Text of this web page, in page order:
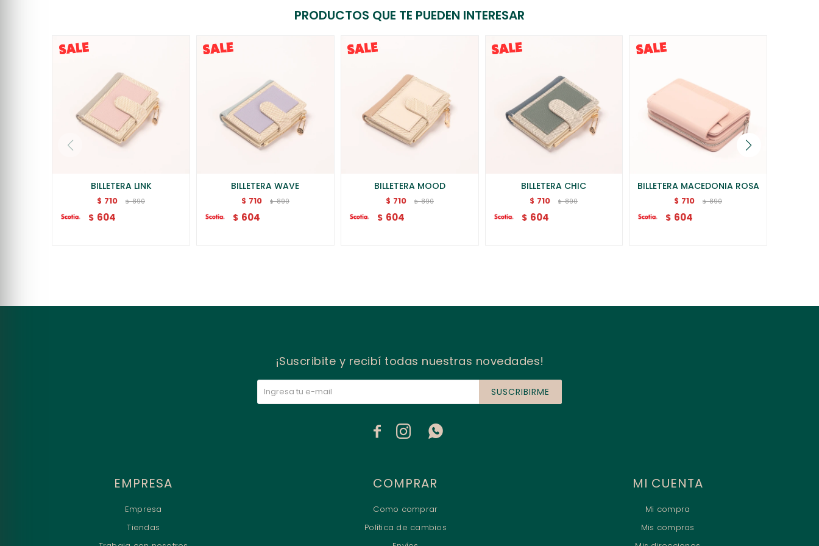
PRODUCTOS QUE TE PUEDEN INTERESAR
BILLETERA LINK
$ 710 $ 890
$ 604
BILLETERA WAVE
$ 710 $ 890
$ 604
BILLETERA MOOD
$ 710 $ 890
$ 604
BILLETERA CHIC
$ 710 $ 890
$ 604
BILLETERA MACEDONIA ROSA
$ 710 $ 890
$ 604
EMPRESA
Empresa
Tiendas
COMPRAR
Como comprar
Política de cambios
MI CUENTA
Mi compra
Mis compras
¡Suscribite y recibí todas nuestras novedades!
SUSCRIBIRME
  